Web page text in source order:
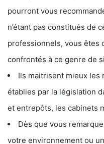
pourront vous
n’étant pas constitués de
professionnels, vous êtes
confrontés à ce genre de
Ils maitrisent mieux les
établies par la législation
et entrepôts, les cabinets
Dès que vous
votre environnement ou